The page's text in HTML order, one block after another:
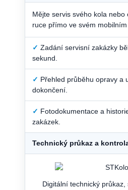
Mějte servis svého kola nebo
ruce přímo ve svém
✓ Zadání servisní zakázky
sekund.
✓ Přehled průběhu opravy a
dokončení.
✓ Fotodokumentace a
zakázek.
Technický průkaz a
Digitální technický